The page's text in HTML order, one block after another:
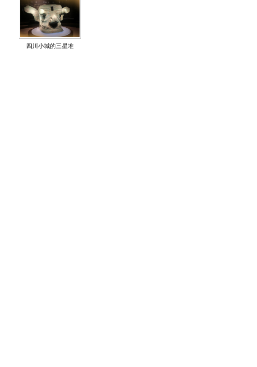
广告法啃不动“椰子壳”？
四川小城的三星堆